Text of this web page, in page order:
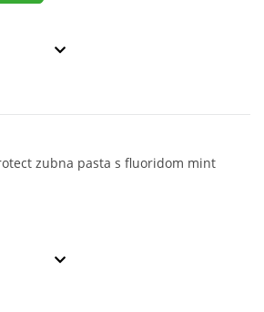
zubna pasta s fluoridom mint